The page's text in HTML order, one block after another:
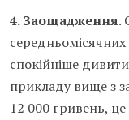
4. Заощадження.
спокійніше
прикладу вище з
12 000 гривень,